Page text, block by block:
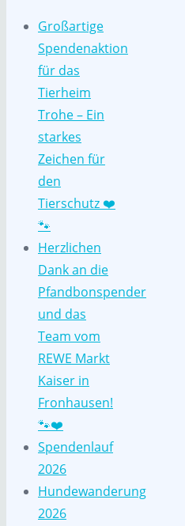
Großartige
Spendenaktion
für das
Tierheim
Trohe – Ein
starkes
Zeichen für
den
Tierschutz ❤️
🐾
Herzlichen
Dank an die
Pfandbonspender
und das
Team vom
REWE Markt
Kaiser in
Fronhausen!
🐾❤️
Spendenlauf
2026
Hundewanderung
2026